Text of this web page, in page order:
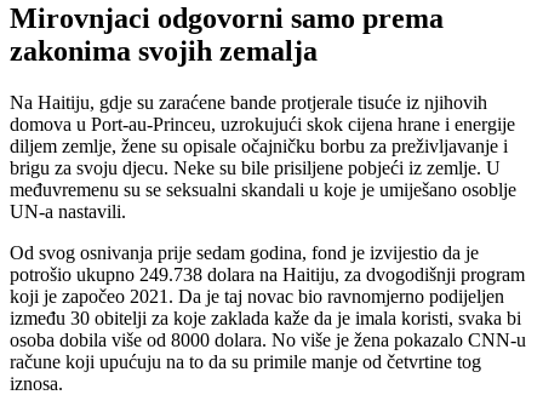
Mirovnjaci odgovorni samo prema
zakonima svojih zemalja
Na Haitiju, gdje su zaraćene bande protjerale tisuće iz njihovih
domova u Port-au-Princeu, uzrokujući skok cijena hrane i energije
diljem zemlje, žene su opisale očajničku borbu za preživljavanje i
brigu za svoju djecu. Neke su bile prisiljene pobjeći iz zemlje. U
međuvremenu su se seksualni skandali u koje je umiješano osoblje
UN-a nastavili.
Od svog osnivanja prije sedam godina, fond je izvijestio da je
potrošio ukupno 249.738 dolara na Haitiju, za dvogodišnji program
koji je započeo 2021. Da je taj novac bio ravnomjerno podijeljen
između 30 obitelji za koje zaklada kaže da je imala koristi, svaka bi
osoba dobila više od 8000 dolara. No više je žena pokazalo CNN-u
račune koji upućuju na to da su primile manje od četvrtine tog
iznosa.